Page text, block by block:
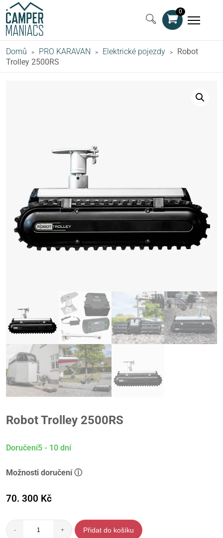
0
Domů > PRO KARAVAN > Elektrické pojezdy >
Robot
Trolley 2500RS
Robot Trolley 2500RS
Doručení5 - 10 dní
Možnosti doručení ⓘ
70. 300 Kč
- + Přidat do košíku